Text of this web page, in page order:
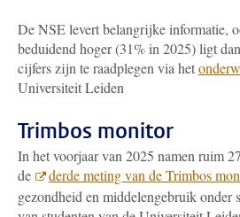
De NSE levert belangrijke informatie,
beduidend hoger (31% in 2025) ligt
cijfers zijn te raadplegen via het
Universiteit Leiden
Trimbos monitor
In het voorjaar van 2025 namen ruim
de
derde meting van de Trimbos
gezondheid en middelengebruik onder